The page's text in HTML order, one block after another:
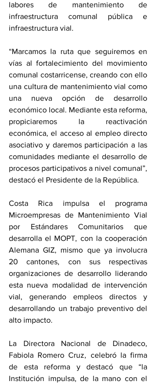
labores de mantenimiento de
infraestructura comunal pública e
infraestructura vial.
“Marcamos la ruta que seguiremos en
vías al fortalecimiento del movimiento
comunal costarricense, creando con ello
una cultura de mantenimiento vial como
una nueva opción de desarrollo
económico local. Mediante esta reforma,
propiciaremos la reactivación
económica, el acceso al empleo directo
asociativo y daremos participación a las
comunidades mediante el desarrollo de
procesos participativos a nivel comunal”,
destacó el Presidente de la República.
Costa Rica impulsa el programa
Microempresas de Mantenimiento Vial
por Estándares Comunitarios que
desarrolla el MOPT, con la cooperación
Alemana GIZ, mismo que ya involucra
20 cantones, con sus respectivas
organizaciones de desarrollo liderando
esta nueva modalidad de intervención
vial, generando empleos directos y
desarrollando un trabajo preventivo del
alto impacto.
La Directora Nacional de Dinadeco,
Fabiola Romero Cruz, celebró la firma
de esta reforma y destacó que “la
Institución impulsa, de la mano con el